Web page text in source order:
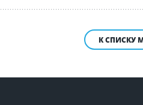
К СПИСКУ